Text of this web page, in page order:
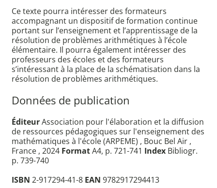
Ce texte pourra intéresser des formateurs
accompagnant un dispositif de formation continue
portant sur l’enseignement et l’apprentissage de la
résolution de problèmes arithmétiques à l’école
élémentaire. Il pourra également intéresser des
professeurs des écoles et des formateurs
s’intéressant à la place de la schématisation dans la
résolution de problèmes arithmétiques.
Données de publication
ÉditeurAssociation pour l'élaboration et la diffusion
de ressources pédagogiques sur l'enseignement des
mathématiques à l'école (ARPEME) , Bouc Bel Air ,
France , 2024 FormatA4, p. 721-741 Index Bibliogr.
p. 739-740
ISBN 2-917294-41-8 EAN 9782917294413